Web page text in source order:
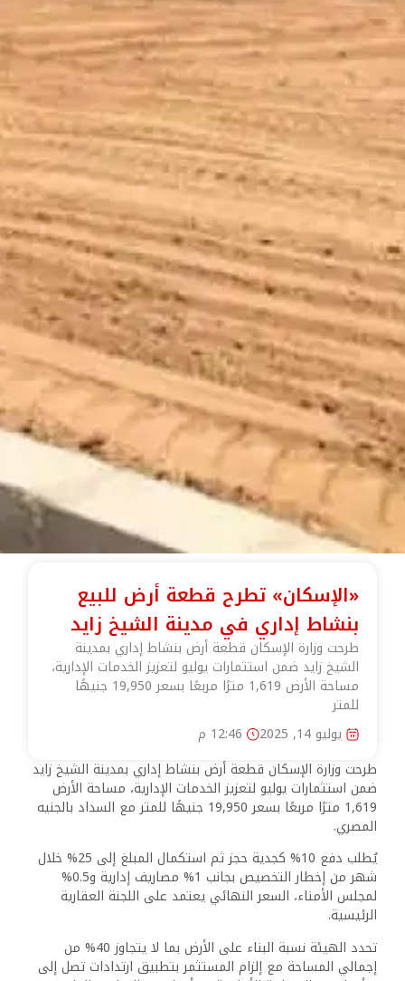
«الإسكان» تطرح قطعة أرض للبيع
بنشاط إداري في مدينة الشيخ زايد
طرحت وزارة الإسكان قطعة أرض بنشاط إداري بمدينة
الشيخ زايد ضمن استثمارات يوليو لتعزيز الخدمات الإدارية،
مساحة الأرض 1,619 مترًا مربعًا بسعر 19,950 جنيهًا
للمتر
يوليو 14, 2025
12:46 م
طرحت وزارة الإسكان قطعة أرض بنشاط إداري بمدينة الشيخ زايد
ضمن استثمارات يوليو لتعزيز الخدمات الإدارية، مساحة الأرض
1,619 مترًا مربعًا بسعر 19,950 جنيهًا للمتر مع السداد بالجنيه
المصري.
يُطلب دفع 10% كجدية حجز ثم استكمال المبلغ إلى 25% خلال
شهر من إخطار التخصيص بجانب 1% مصاريف إدارية و0.5%
لمجلس الأمناء، السعر النهائي يعتمد على اللجنة العقارية
الرئيسية.
تحدد الهيئة نسبة البناء على الأرض بما لا يتجاوز 40% من
إجمالي المساحة مع إلزام المستثمر بتطبيق ارتدادات تصل إلى